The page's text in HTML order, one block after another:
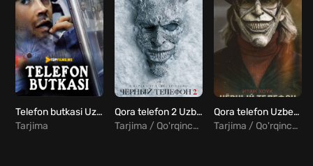
Telefon butkasi Uzbek tilida
Tarjima
Qora telefon 2 Uzbek tilida
Tarjima / Qo'rqinchili
Qora telefon Uzbek tilida
Tarjima / Qo'rqinchili